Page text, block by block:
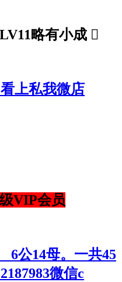
LV11略有小成 
上私我微店
VIP会员
6公14母。一共45
微信c